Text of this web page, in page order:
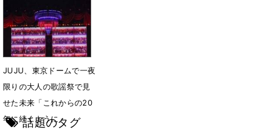
5月30日 00時06分
JUJU、東京ドームで一夜
限りの大人の歌謡祭で見
せた未来「これからの20
年に続くように」
話題のタグ